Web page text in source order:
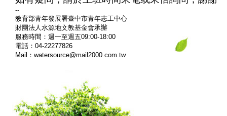
--
教育部青年發展署臺中市青年志工中心
財團法人水源地文教基金會承辦
服務時間：週一至週五09:00-18:00
電話： 04-22277826
Mail ： watersource@mail2000.com.tw